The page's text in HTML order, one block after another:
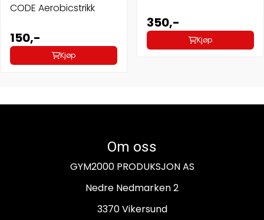
CODE Aerobicstrikk
150,-
Kjøp
350,-
Kjøp
Om oss
GYM2000 PRODUKSJON AS
Nedre Nedmarken 2
3370 Vikersund